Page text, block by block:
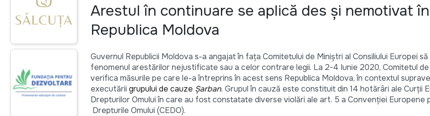
Arestul în continuare se aplică des și nemotivat în
Republica Moldova
Guvernul Republicii Moldova s-a angajat în fața Comitetului de Miniștri al Consiliului Europei
fenomenul arestărilor nejustificate sau a celor contrare legii. La 2-4 Iunie 2020, Comitetul
verifica măsurile pe care le-a întreprins în acest sens Republica Moldova, în contextul
executării grupului de cauze Șarban. Grupul în cauză este constituit din 14 hotărâri ale Curții
Drepturilor Omului în care au fost constatate diverse violări ale art. 5 a Convenției Europene
Drepturile Omului (CEDO).